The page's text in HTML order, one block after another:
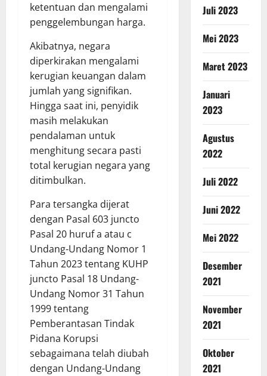
ketentuan dan mengalami
penggelembungan harga.
Akibatnya, negara
diperkirakan mengalami
kerugian keuangan dalam
jumlah yang signifikan.
Hingga saat ini, penyidik ​​
masih melakukan
pendalaman untuk
menghitung secara pasti
total kerugian negara yang
ditimbulkan.
Para tersangka dijerat
dengan Pasal 603 juncto
Pasal 20 huruf a atau c
Undang-Undang Nomor 1
Tahun 2023 tentang KUHP
juncto Pasal 18 Undang-
Undang Nomor 31 Tahun
1999 tentang
Pemberantasan Tindak
Pidana Korupsi
sebagaimana telah diubah
dengan Undang-Undang
Juli 2023
Mei 2023
Maret 2023
Januari
2023
Agustus
2022
Juli 2022
Juni 2022
Mei 2022
Desember
2021
November
2021
Oktober
2021